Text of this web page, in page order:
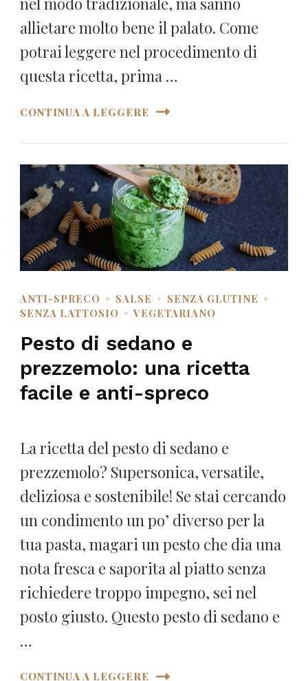
allietare molto bene il palato. Come
potrai leggere nel procedimento di
questa ricetta, prima …
CONTINUA A LEGGERE
ANTI-SPRECO SALSE
SENZA GLUTINE
SENZA LATTOSIO
VEGETARIANO
Pesto di sedano e
prezzemolo: una ricetta
facile e anti-spreco
La ricetta del pesto di sedano e
prezzemolo? Supersonica, versatile,
deliziosa e sostenibile! Se stai cercando
un condimento un po’ diverso per la
tua pasta, magari un pesto che dia una
nota fresca e saporita al piatto senza
richiedere troppo impegno, sei nel
posto giusto. Questo pesto di sedano e
…
CONTINUA A LEGGERE